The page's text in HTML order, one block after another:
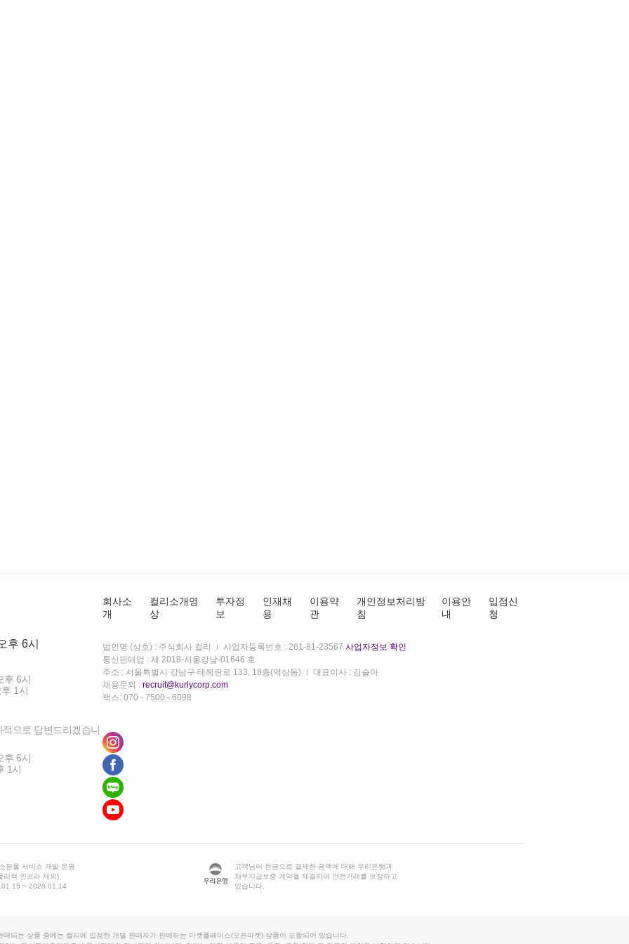
후 6시
후 6시
1시
으로 답변드리겠습니
후 6시
1시
회사소
개
컬리소개영
상
투자정
보
인재채
용
이용약
관
개인정보처리방
침
이용안
내
입점신
청
법인명 (상호) : 주식회사 컬리 사업자등록번호 : 261-81-23567 사업자정보 확인
통신판매업 : 제 2018-서울강남-01646 호
주소 : 서울특별시 강남구 테헤란로 133, 18층(역삼동)
대표이사 : 김슬아
채용문의 : recruit@kurlycorp.com
팩스: 070 - 7500 - 6098
핑몰 서비스 개발·운영
리적 인프라 제외)
~ 2028.01.14
고객님이 현금으로 결제한 금액에 대해 우리은행과
채무지급보증 계약을 체결하여 안전거래를 보장하고
있습니다.
매되는 상품 중에는 컬리에 입점한 개별 판매자가 판매하는 마켓플레이스(오픈마켓) 상품이 포함되어 있습니다.